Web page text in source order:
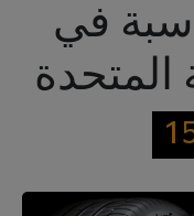
في
المتحدة